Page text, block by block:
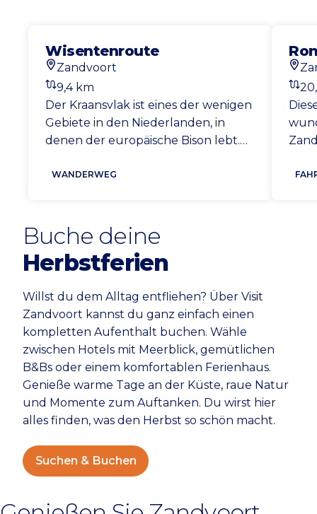
Wisentenroute
Startort
Zandvoort
Entfernung
9,4 km
Der Kraansvlak ist eines der wenigen
Gebiete in den Niederlanden, in
denen der europäische Bison lebt.
eine Rückenhöhe von bis zu 2
Anblick macht. Es handelt sich um
wilde Tiere, also halten Sie Abstand.
WANDERWEG
Buche deine
Herbstferien
Willst du dem Alltag entfliehen? Über Visit
Zandvoort kannst du ganz einfach einen
kompletten Aufenthalt buchen. Wähle
zwischen Hotels mit Meerblick, gemütlichen
B&Bs oder einem komfortablen Ferienhaus.
Genieße warme Tage an der Küste, raue Natur
und Momente zum Auftanken. Du wirst hier
alles finden, was den Herbst so schön macht.
Suchen & Buchen